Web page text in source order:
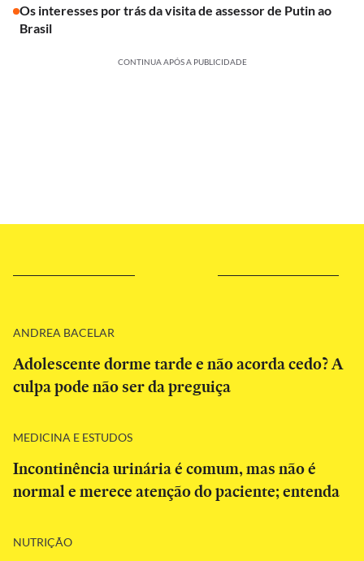
Os interesses por trás da visita de assessor de Putin ao
Brasil
CONTINUA APÓS A PUBLICIDADE
ANDREA BACELAR
Adolescente dorme tarde e não acorda cedo? A
culpa pode não ser da preguiça
MEDICINA E ESTUDOS
Incontinência urinária é comum, mas não é
normal e merece atenção do paciente; entenda
NUTRIÇÃO